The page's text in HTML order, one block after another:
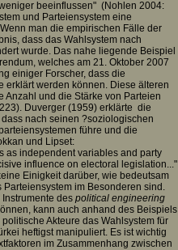
beeinflussen" (Nohlen 2004:
und Parteiensystem eine
man die empirischen Fälle der
dass das Wahlsystem nach
wurde. Das nahe liegende Beispiel
welches am 21. Oktober 2007
einiger Forscher, dass die
erklärt werden können. Diese älteren
Anzahl und die Stärke von Parteien
Duverger (1959) erklärte die
nach seinen ?soziologischen
führe und die
und Lipset:
as independent variables and party
influence on electoral legislation..."
Einigkeit darüber, wie bedeutsam
im Besonderen sind.
des political engineering
kann auch anhand des Beispiels
Akteure das Wahlsystem für
heftigst manipuliert. Es ist wichtig
im Zusammenhang zwischen